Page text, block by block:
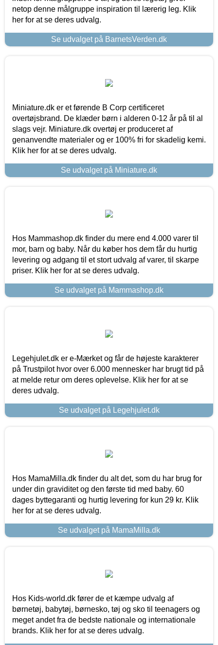
netop denne målgruppe inspiration til lærerig leg. Klik
her for at se deres udvalg.
Se udvalget på BarnetsVerden.dk
Miniature.dk er et førende B Corp certificeret
overtøjsbrand. De klæder børn i alderen 0-12 år på til al
slags vejr. Miniature.dk overtøj er produceret af
genanvendte materialer og er 100% fri for skadelig kemi.
Klik her for at se deres udvalg.
Se udvalget på Miniature.dk
Hos Mammashop.dk finder du mere end 4.000 varer til
mor, barn og baby. Når du køber hos dem får du hurtig
levering og adgang til et stort udvalg af varer, til skarpe
priser. Klik her for at se deres udvalg.
Se udvalget på Mammashop.dk
Legehjulet.dk er e-Mærket og får de højeste karakterer
på Trustpilot hvor over 6.000 mennesker har brugt tid på
at melde retur om deres oplevelse. Klik her for at se
deres udvalg.
Se udvalget på Legehjulet.dk
Hos MamaMilla.dk finder du alt det, som du har brug for
under din graviditet og den første tid med baby. 60
dages byttegaranti og hurtig levering for kun 29 kr. Klik
her for at se deres udvalg.
Se udvalget på MamaMilla.dk
Hos Kids-world.dk fører de et kæmpe udvalg af
børnetøj, babytøj, børnesko, tøj og sko til teenagers og
meget andet fra de bedste nationale og internationale
brands. Klik her for at se deres udvalg.